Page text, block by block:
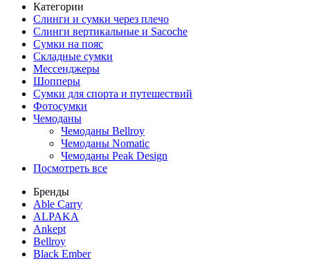
Категории
Слинги и сумки через плечо
Слинги вертикальные и Sacoche
Сумки на пояс
Складные сумки
Мессенджеры
Шопперы
Сумки для спорта и путешествий
Фотосумки
Чемоданы
Чемоданы Bellroy
Чемоданы Nomatic
Чемоданы Peak Design
Посмотреть все
Бренды
Able Carry
ALPAKA
Ankept
Bellroy
Black Ember